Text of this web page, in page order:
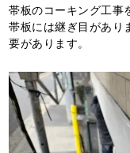
帯板のコーキング工事
帯板には継ぎ目があり
要があります。